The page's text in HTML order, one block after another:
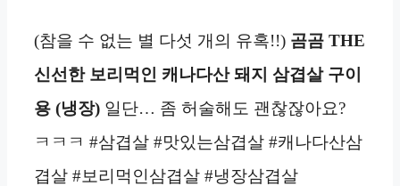
(참을 수 없는 별 다섯 개의 유혹!!) 곰곰 THE
신선한 보리먹인 캐나다산 돼지 삼겹살 구이
용 (냉장) 일단… 좀 허술해도 괜찮잖아요?
ㅋㅋㅋ #삼겹살 #맛있는삼겹살 #캐나다산삼
겹살 #보리먹인삼겹살 #냉장삼겹살